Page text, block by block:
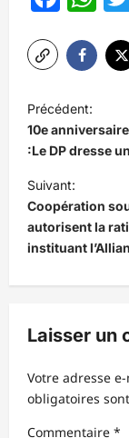
a
v
i
g
a
o
d
’
Précédent:
10e
:Le DP dresse
Suivant:
Coopération
autorisent la
instituant
Laisser un
Votre adresse
obligatoires
Commentaire *